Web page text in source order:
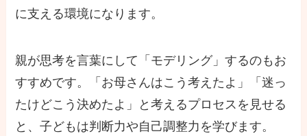
に支える環境になります。
親が思考を言葉にして「モデリング」するのもお
すすめです。「お母さんはこう考えたよ」「迷っ
たけどこう決めたよ」と考えるプロセスを見せる
と、子どもは判断力や自己調整力を学びます。